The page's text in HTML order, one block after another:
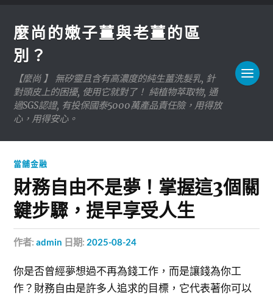
麼尚的嫩子薑與老薑的區
別？
【麼尚 】 無矽靈且含有高濃度的純生薑洗髮乳, 針
對頭皮上的困擾, 使用它就對了！ 純植物萃取物, 通
過SGS認證, 有投保國泰5000萬產品責任險，用得放
心，用得安心。
當舖金融
財務自由不是夢！掌握這3個關
鍵步驟，提早享受人生
作者:admin 日期: 2025-08-24
你是否曾經夢想過不再為錢工作，而是讓錢為你工
作？財務自由是許多人追求的目標，它代表著你可以